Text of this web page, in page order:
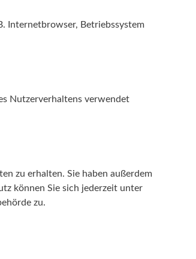
Internetbrowser, Betriebssystem
Nutzerverhaltens verwendet
zu erhalten. Sie haben außerdem
können Sie sich jederzeit unter
zu.